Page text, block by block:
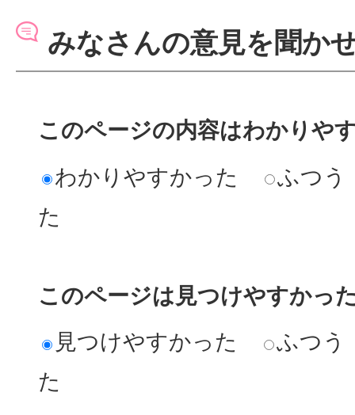
退職後の 国保加入手続きに
国民健康保険に加入できな
ですか？
が。
国民健康保険加入者が出産
みなさんの意見を聞か
このページの内容はわかりや
わかりやすかった
ふつう
た
このページは見つけやすかっ
見つけやすかった
ふつう
た